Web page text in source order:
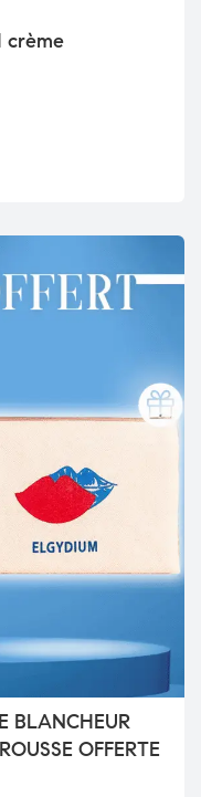
crème
BLANCHEUR
OFFERTE